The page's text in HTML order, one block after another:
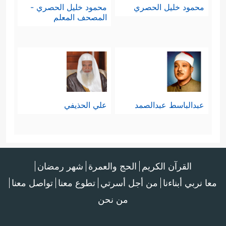
حال بني إسرائيل،
﴿حَسَدࣰا مِّنۡ عِندِ أَنفُسِهِم
المعروف لآية النسخ لا يتأتى إلا بقطعها
من هذا السياق كله.
خالفها من أحكام شرعية وردت في
التوراة، وأنَّها أتمَّت النقص والنسيان
الذي حصل في التوراة بسبب طول
محمود خليل الحصري
محمود خليل الحصري -
المصحف المعلم
عبدالباسط عبدالصمد علي الحذيفي
القرآن الكريم الحج والعمرة شهر رمضان
معا نربي أبناءنا من أجل أسرتي تطوع معنا تواصل معنا
من نحن